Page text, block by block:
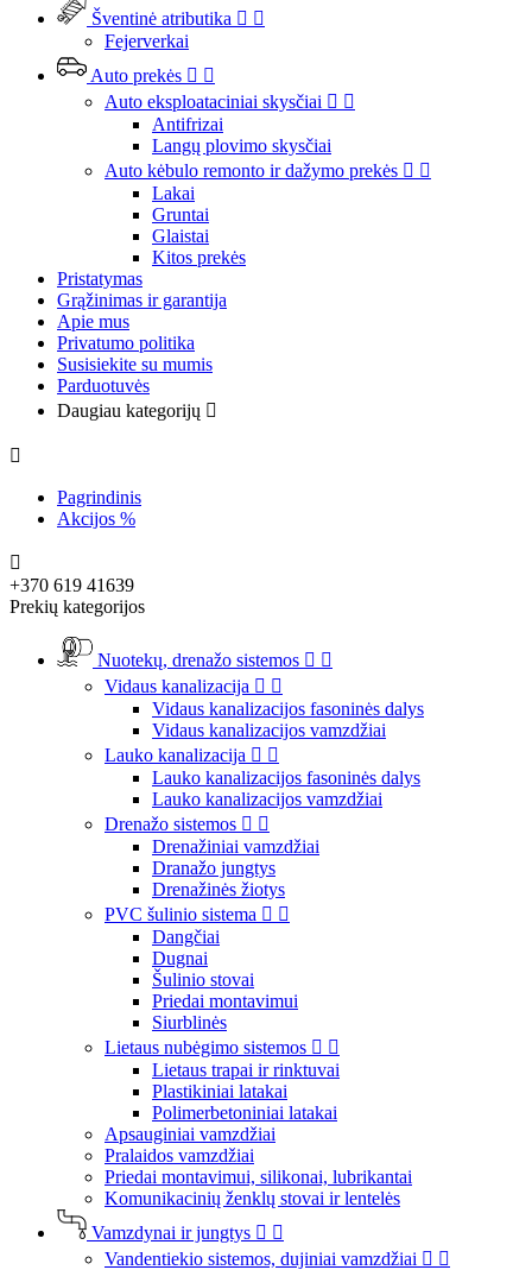
Šventinė atributika  
Fejerverkai
Auto prekės  
Auto eksploataciniai skysčiai  
Antifrizai
Langų plovimo skysčiai
Auto kėbulo remonto ir dažymo prekės  
Lakai
Gruntai
Glaistai
Kitos prekės
Pristatymas
Grąžinimas ir garantija
Apie mus
Privatumo politika
Susisiekite su mumis
Parduotuvės
Daugiau kategorijų 

Pagrindinis
Akcijos %

+370 619 41639
Prekių kategorijos
Nuotekų, drenažo sistemos  
Vidaus kanalizacija  
Vidaus kanalizacijos fasoninės dalys
Vidaus kanalizacijos vamzdžiai
Lauko kanalizacija  
Lauko kanalizacijos fasoninės dalys
Lauko kanalizacijos vamzdžiai
Drenažo sistemos  
Drenažiniai vamzdžiai
Dranažo jungtys
Drenažinės žiotys
PVC šulinio sistema  
Dangčiai
Dugnai
Šulinio stovai
Priedai montavimui
Siurblinės
Lietaus nubėgimo sistemos  
Lietaus trapai ir rinktuvai
Plastikiniai latakai
Polimerbetoniniai latakai
Apsauginiai vamzdžiai
Pralaidos vamzdžiai
Priedai montavimui, silikonai, lubrikantai
Komunikacinių ženklų stovai ir lentelės
Vamzdynai ir jungtys  
Vandentiekio sistemos, dujiniai vamzdžiai  